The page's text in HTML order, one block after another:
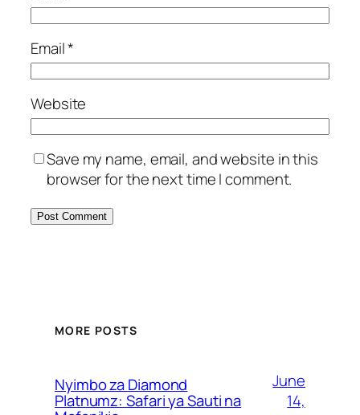
Email*
Website
Save my name, email, and website in this
browser for the next time I comment.
MORE POSTS
Nyimbo za Diamond
Platnumz: Safari ya Sauti na
June
14,